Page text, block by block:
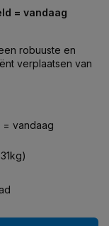
= vandaag
robuuste en
verplaatsen van
vandaag